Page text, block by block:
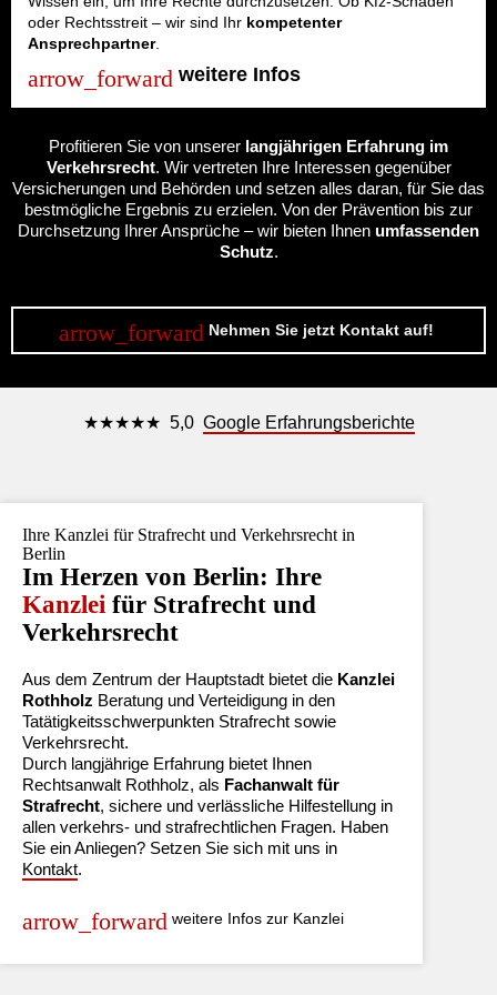
oder Rechtsstreit – wir sind Ihr kompetenter
Ansprechpartner.
weitere Infos
Profitieren Sie von unserer langjährigen Erfahrung im
Verkehrsrecht. Wir vertreten Ihre Interessen gegenüber
Versicherungen und Behörden und setzen alles daran, für Sie das
bestmögliche Ergebnis zu erzielen. Von der Prävention bis zur
Durchsetzung Ihrer Ansprüche – wir bieten Ihnen umfassenden
Schutz.
Nehmen Sie jetzt Kontakt auf!
★★★★★ 5,0 Google Erfahrungsberichte
Ihre Kanzlei für Strafrecht und Verkehrsrecht in
Berlin
Im Herzen von Berlin: Ihre
Kanzlei für Strafrecht und
Verkehrsrecht
Aus dem Zentrum der Hauptstadt bietet die Kanzlei
Rothholz Beratung und Verteidigung in den
Tatätigkeitsschwerpunkten Strafrecht sowie
Verkehrsrecht.
Durch langjährige Erfahrung bietet Ihnen
Rechtsanwalt Rothholz, als Fachanwalt für
Strafrecht, sichere und verlässliche Hilfestellung in
allen verkehrs- und strafrechtlichen Fragen. Haben
Sie ein Anliegen? Setzen Sie sich mit uns in
Kontakt.
weitere Infos zur Kanzlei